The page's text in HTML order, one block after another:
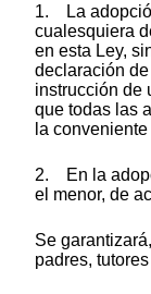
1. La
cualesquiera
en esta Ley,
declaración
instrucción de
que todas las
la
2. En la
el menor, de
Se
padres,